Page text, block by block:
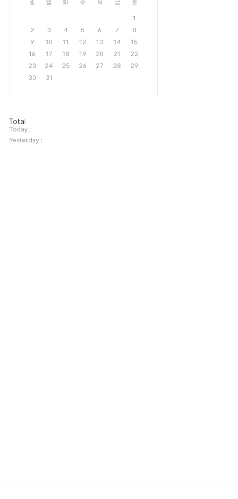
일 월 화 수 목 금 토
1
2
3 4 5 6 7
8
9
10 11 12 13 14
15
16
17 18 19 20 21
22
23
24 25 26 27 28
29
30
31
방
문
자
수
Total
Today :
Yesterday :